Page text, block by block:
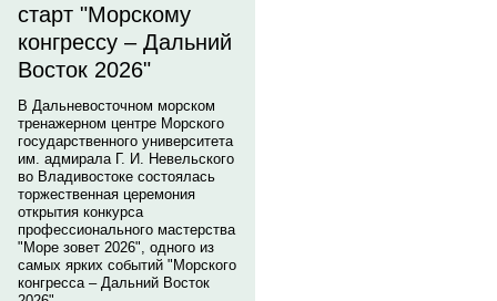
старт "Морскому
конгрессу – Дальний
Восток 2026"
В Дальневосточном морском
тренажерном центре Морского
государственного университета
им. адмирала Г. И. Невельского
во Владивостоке состоялась
торжественная церемония
открытия конкурса
профессионального мастерства
"Море зовет 2026", одного из
самых ярких событий "Морского
конгресса – Дальний Восток